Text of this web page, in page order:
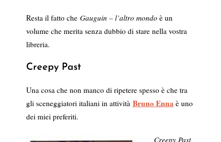
Resta il fatto che Gauguin – l’altro mondoè un
volume che merita senza dubbio di stare nella vostra
libreria.
Creepy Past
Una cosa che non manco di ripetere spesso è che tra
gli sceneggiatori italiani in attività Bruno Enna è uno
dei miei preferiti.
Creepy Past